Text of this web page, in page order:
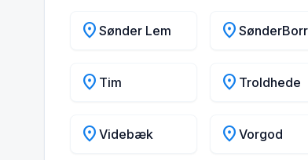
location_on Sønder Lem location_on
location_on Tim location_on Troldhede
location_on Videbæk location_onVorgod